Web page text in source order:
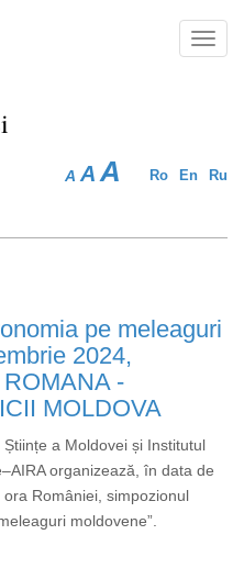
Ro En Ru
A A A
pe meleaguri
2024,
-
MOLDOVA
a Moldovei și Institutul
organizează, în data de
României, simpozionul
moldovene”.